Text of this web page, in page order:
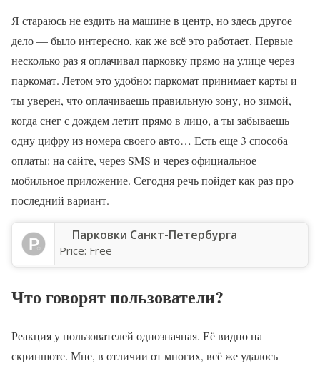
Я стараюсь не ездить на машине в центр, но здесь другое
дело — было интересно, как же всё это работает. Первые
несколько раз я оплачивал парковку прямо на улице через
паркомат. Летом это удобно: паркомат принимает карты и
ты уверен, что оплачиваешь правильную зону, но зимой,
когда снег с дождем летит прямо в лицо, а ты забываешь
одну цифру из номера своего авто… Есть еще 3 способа
оплаты: на сайте, через SMS и через официальное
мобильное приложение. Сегодня речь пойдет как раз про
последний вариант.
‎Парковки Санкт-Петербурга
Price: Free
Что говорят пользователи?
Реакция у пользователей однозначная. Её видно на
скриншоте. Мне, в отличии от многих, всё же удалось